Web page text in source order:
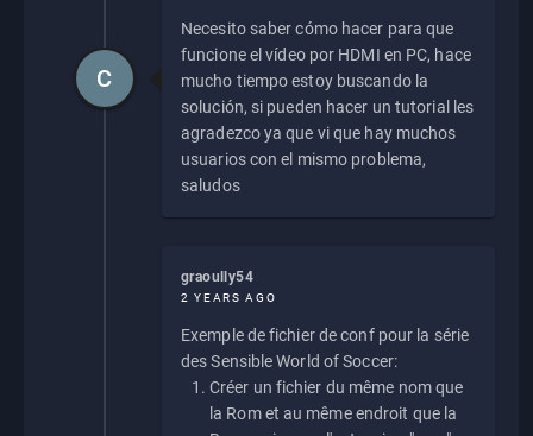
Necesito saber cómo hacer para que
funcione el vídeo por HDMI en PC, hace
mucho tiempo estoy buscando la
solución, si pueden hacer un tutorial les
agradezco ya que vi que hay muchos
usuarios con el mismo problema,
saludos
C
graoully54
2 YEARS AGO
Exemple de fichier de conf pour la série
des Sensible World of Soccer:
Créer un fichier du même nom que
la Rom et au même endroit que la